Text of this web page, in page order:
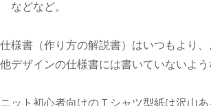
などなど。
仕様書（作り方の解説書）はいつもより
他デザインの仕様書には書いていないよう
ニット初心者向けのＴシャツ型紙は沢山